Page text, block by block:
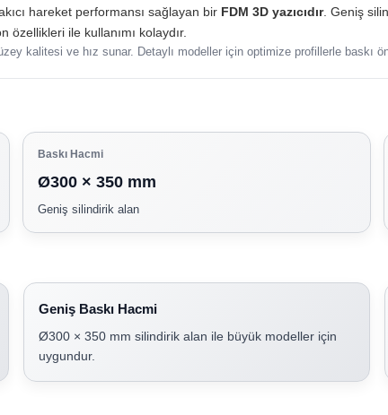
hareket performansı sağlayan bir FDM 3D yazıcıdır. Geniş
özellikleri ile kullanımı kolaydır.
kalitesi ve hız sunar. Detaylı modeller için optimize profillerle baskı
Baskı Hacmi
Ø300 × 350 mm
Geniş silindirik alan
Geniş Baskı Hacmi
Ø300 × 350 mm silindirik alan ile büyük modeller için
uygundur.